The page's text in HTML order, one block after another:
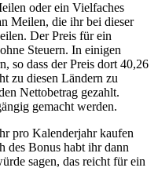
oder ein Vielfaches
Meilen, die ihr bei dieser
Der Preis für ein
Steuern. In einigen
so dass der Preis dort 40,26
zu diesen Ländern zu
Nettobetrag gezahlt.
gemacht werden.
pro Kalenderjahr kaufen
des Bonus habt ihr dann
sagen, das reicht für ein